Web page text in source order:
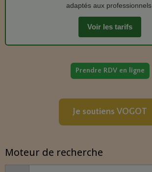
adaptés aux professionnels.
Voir les tarifs
Prendre RDV en ligne
Je soutiens VOGOT
Moteur de recherche